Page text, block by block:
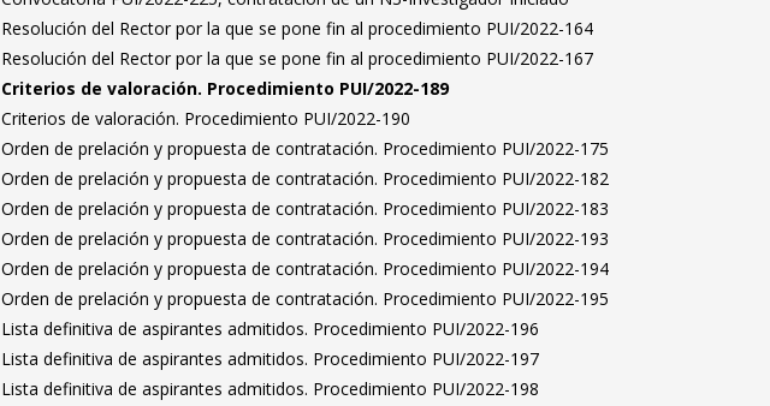
Resolución del Rector por la que se pone fin al procedimiento PUI/2022-164
Resolución del Rector por la que se pone fin al procedimiento PUI/2022-167
Criterios de valoración. Procedimiento PUI/2022-189
Criterios de valoración. Procedimiento PUI/2022-190
Orden de prelación y propuesta de contratación. Procedimiento PUI/2022-175
Orden de prelación y propuesta de contratación. Procedimiento PUI/2022-182
Orden de prelación y propuesta de contratación. Procedimiento PUI/2022-183
Orden de prelación y propuesta de contratación. Procedimiento PUI/2022-193
Orden de prelación y propuesta de contratación. Procedimiento PUI/2022-194
Orden de prelación y propuesta de contratación. Procedimiento PUI/2022-195
Lista definitiva de aspirantes admitidos. Procedimiento PUI/2022-196
Lista definitiva de aspirantes admitidos. Procedimiento PUI/2022-197
Lista definitiva de aspirantes admitidos. Procedimiento PUI/2022-198